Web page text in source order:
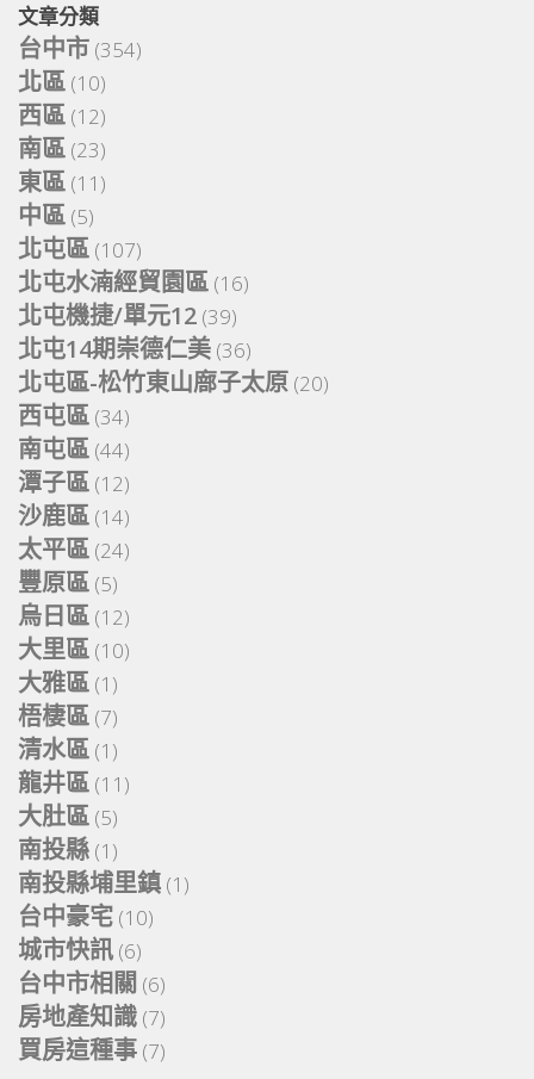
文章分類
台中市 (354)
北區 (10)
西區 (12)
南區 (23)
東區 (11)
中區 (5)
北屯區 (107)
北屯水湳經貿園區 (16)
北屯機捷/單元12 (39)
北屯14期崇德仁美 (36)
北屯區-松竹東山廍子太原 (20)
西屯區 (34)
南屯區 (44)
潭子區 (12)
沙鹿區 (14)
太平區 (24)
豐原區 (5)
烏日區 (12)
大里區 (10)
大雅區 (1)
梧棲區 (7)
清水區 (1)
龍井區 (11)
大肚區 (5)
南投縣 (1)
南投縣埔里鎮 (1)
台中豪宅 (10)
城市快訊 (6)
台中市相關 (6)
房地產知識 (7)
買房這種事 (7)